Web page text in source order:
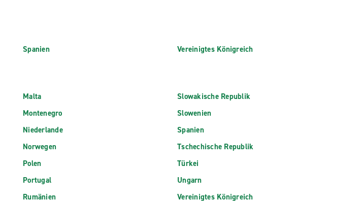
Spanien Vereinigtes Königreich
Malta
Montenegro
Niederlande
Norwegen
Polen
Portugal
Rumänien
Slowakische Republik
Slowenien
Spanien
Tschechische Republik
Türkei
Ungarn
Vereinigtes Königreich